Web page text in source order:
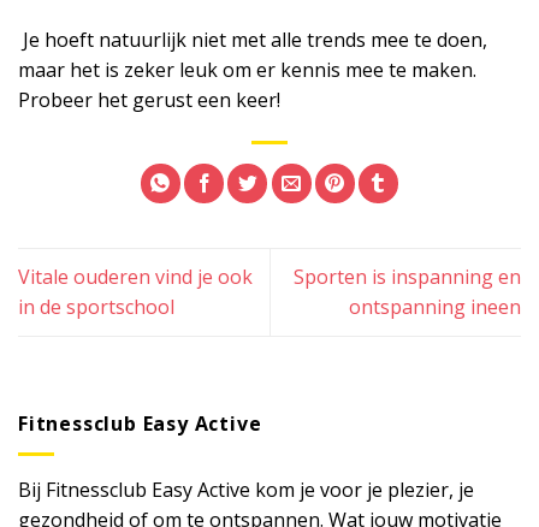
Je hoeft natuurlijk niet met alle trends mee te doen,
maar het is zeker leuk om er kennis mee te maken.
Probeer het gerust een keer!
Vitale ouderen vind je ook
in de sportschool
Sporten is inspanning en
ontspanning ineen
Fitnessclub Easy Active
Bij Fitnessclub Easy Active kom je voor je plezier, je
gezondheid of om te ontspannen. Wat jouw motivatie